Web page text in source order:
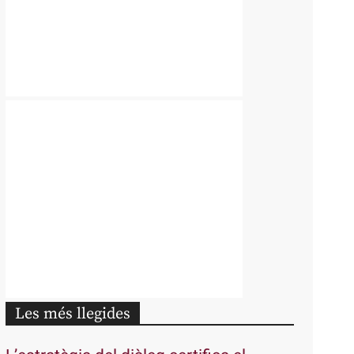
Les més llegides